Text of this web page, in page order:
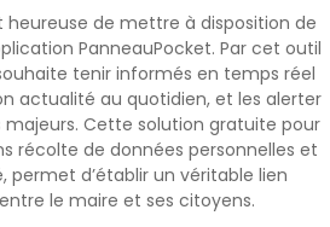
de mettre à disposition de
PanneauPocket. Par cet outil
tenir informés en temps réel
actualité au quotidien, et les alerter
majeurs. Cette solution gratuite pour
récolte de données personnelles et
permet d’établir un véritable lien
le maire et ses citoyens.